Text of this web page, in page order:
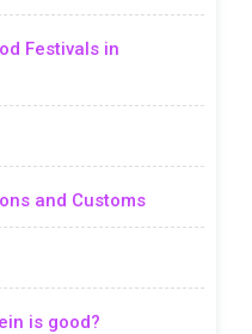
Festivals in
and Customs
is good?